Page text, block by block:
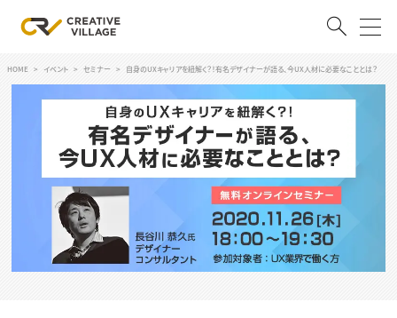
ACCOUNT
ログイン 会員登録
RECRUIT
クリエイター求人を探す
CREATIVE JOB求人検索
特集求人
採用説明会
HOME イベント セミナー 自身のUXキャリアを紐解く？！有名デザイナーが語る、今UX人材に必要なこととは？